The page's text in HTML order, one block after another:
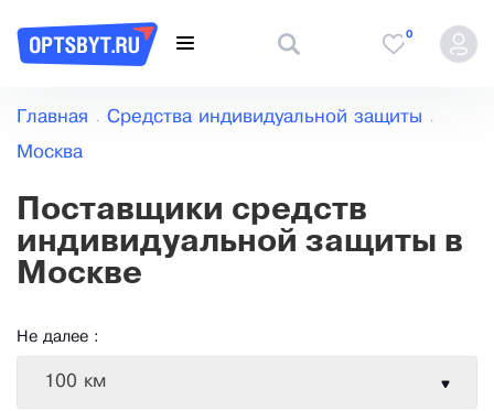
0
Главная Средства индивидуальной защиты
Москва
Поставщики средств
индивидуальной защиты в
Москве
Не далее :
100 км